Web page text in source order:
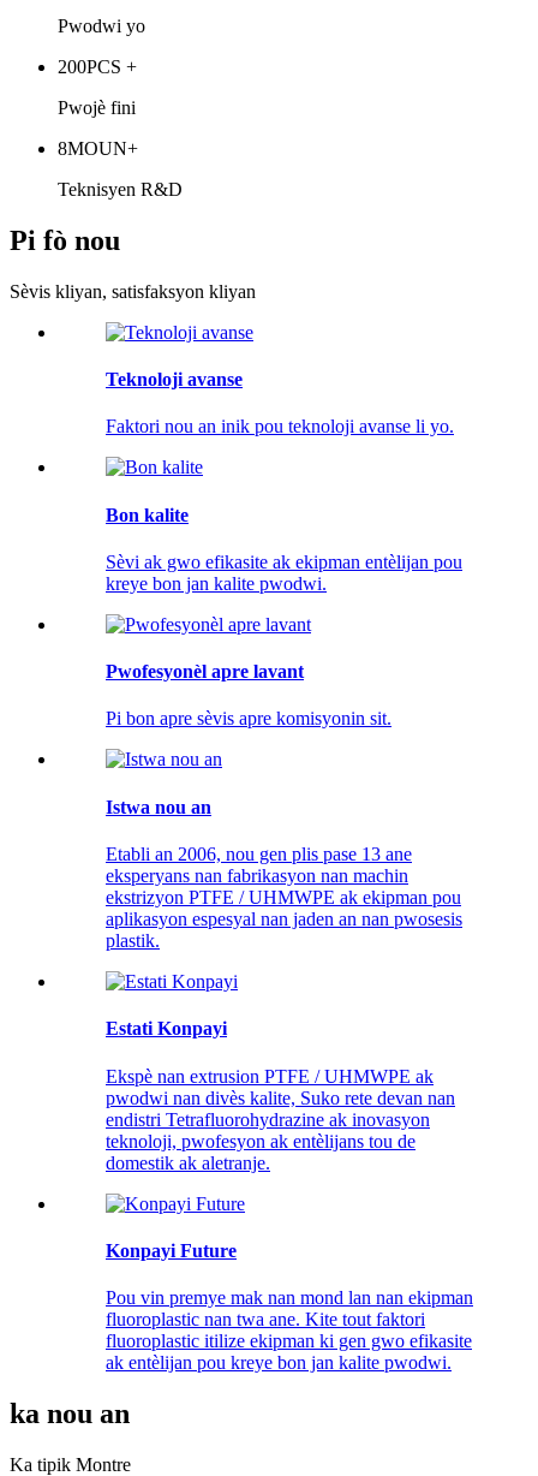
Pwodwi yo
200PCS +
Pwojè fini
8MOUN+
Teknisyen R&D
Pi fò nou
Sèvis kliyan, satisfaksyon kliyan
Teknoloji avanse
Faktori nou an inik pou teknoloji avanse li yo.
Bon kalite
Sèvi ak gwo efikasite ak ekipman entèlijan pou
kreye bon jan kalite pwodwi.
Pwofesyonèl apre lavant
Pi bon apre sèvis apre komisyonin sit.
Istwa nou an
Etabli an 2006, nou gen plis pase 13 ane
eksperyans nan fabrikasyon nan machin
ekstrizyon PTFE / UHMWPE ak ekipman pou
aplikasyon espesyal nan jaden an nan pwosesis
plastik.
Estati Konpayi
Ekspè nan extrusion PTFE / UHMWPE ak
pwodwi nan divès kalite, Suko rete devan nan
endistri Tetrafluorohydrazine ak inovasyon
teknoloji, pwofesyon ak entèlijans tou de
domestik ak aletranje.
Konpayi Future
Pou vin premye mak nan mond lan nan ekipman
fluoroplastic nan twa ane. Kite tout faktori
fluoroplastic itilize ekipman ki gen gwo efikasite
ak entèlijan pou kreye bon jan kalite pwodwi.
ka nou an
Ka tipik Montre